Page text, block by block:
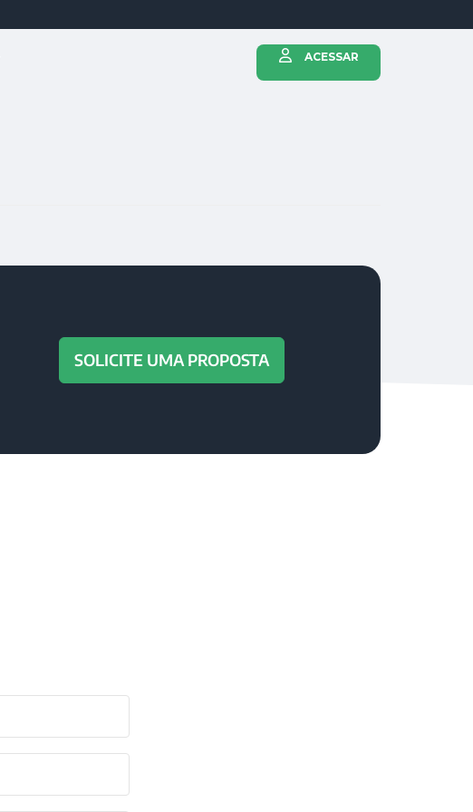
ACESSAR
SOLICITE UMA PROPOSTA